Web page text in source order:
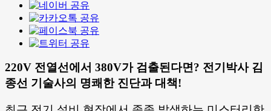
220V 전열선에서 380V가 검출된다면? 전기박사 김
종선 기술사의 명쾌한 진단과 대책!